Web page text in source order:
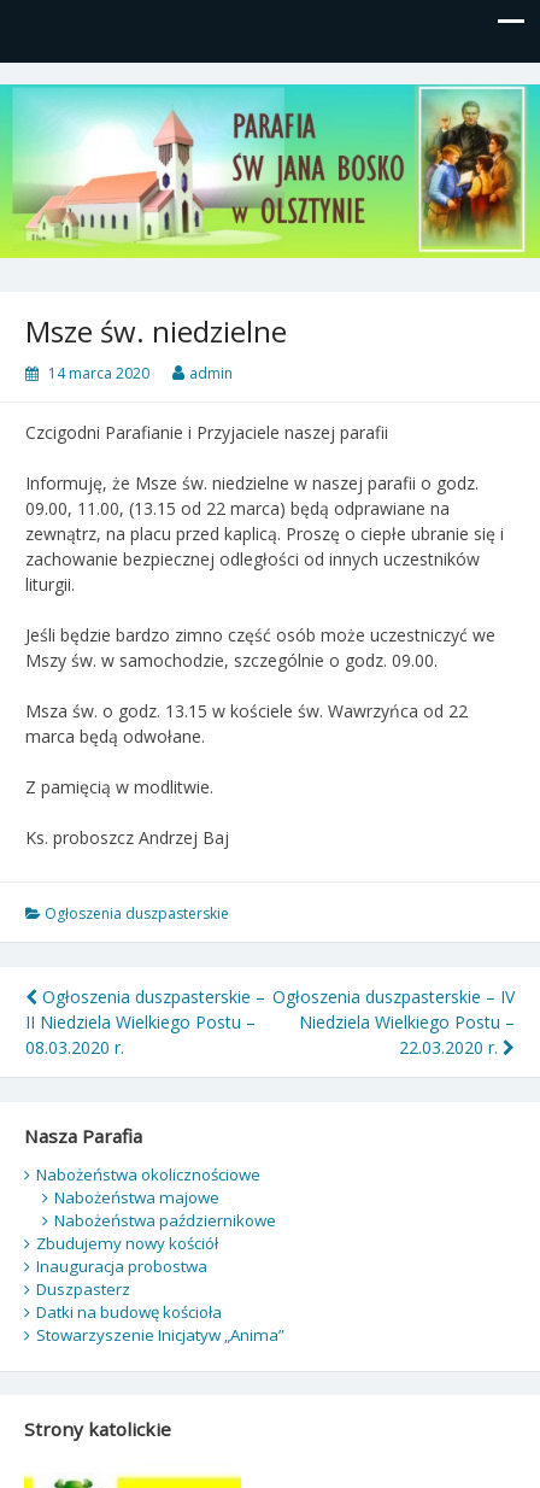
Parafia św, Jana Bosko w
Olsztynie
Gutkowo, ul. Żółkiewskiego 1
Msze św. niedzielne
14 marca 2020 admin
Czcigodni Parafianie i Przyjaciele naszej parafii
Informuję, że Msze św. niedzielne w naszej parafii o godz.
09.00, 11.00, (13.15 od 22 marca) będą odprawiane na
zewnątrz, na placu przed kaplicą. Proszę o ciepłe ubranie się i
zachowanie bezpiecznej odległości od innych uczestników
liturgii.
Jeśli będzie bardzo zimno część osób może uczestniczyć we
Mszy św. w samochodzie, szczególnie o godz. 09.00.
Msza św. o godz. 13.15 w kościele św. Wawrzyńca od 22
marca będą odwołane.
Z pamięcią w modlitwie.
Ks. proboszcz Andrzej Baj
Ogłoszenia duszpasterskie
Nawigacja
wpisu
Ogłoszenia duszpasterskie –
II Niedziela Wielkiego Postu –
08.03.2020 r.
Ogłoszenia duszpasterskie – IV
Niedziela Wielkiego Postu –
22.03.2020 r.
Nasza Parafia
Nabożeństwa okolicznościowe
Nabożeństwa majowe
Nabożeństwa październikowe
Zbudujemy nowy kościół
Inauguracja probostwa
Duszpasterz
Datki na budowę kościoła
Stowarzyszenie Inicjatyw „Anima”
Strony katolickie